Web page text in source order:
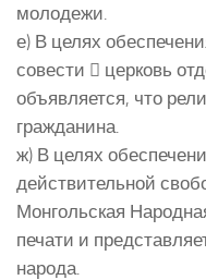
молодежи.
е) В целях
совести  церковь
объявляется, что
гражданина.
ж) В целях
действительной
Монгольская
печати и
народа.